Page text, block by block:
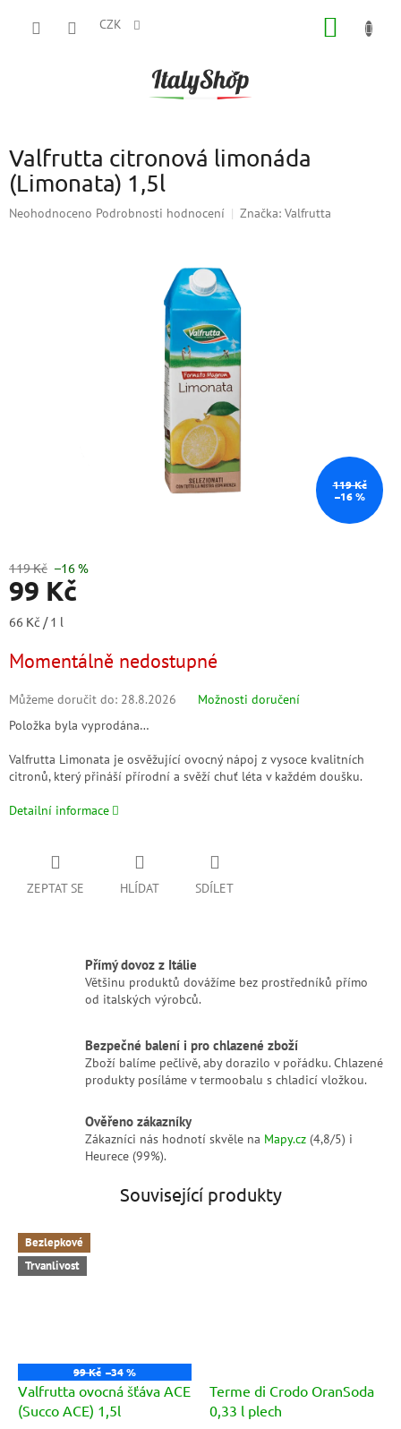
CZK
Valfrutta citronová limonáda
(Limonata) 1,5l
Průměrné
Neohodnoceno Podrobnosti hodnocení Značka: Valfrutta
119 Kč
–16 %
119 Kč –16 %
99 Kč
Měrná
66 Kč / 1 l
Momentálně nedostupné
Můžeme doručit do: 28.8.2026
Možnosti doručení
Položka byla vyprodána…
Valfrutta Limonata je osvěžující ovocný nápoj z vysoce kvalitních
citronů, který přináší přírodní a svěží chuť léta v každém doušku.
Detailní informace
ZEPTAT SE HLÍDAT SDÍLET
Přímý dovoz z Itálie
Většinu produktů dovážíme bez prostředníků přímo
od italských výrobců.
Bezpečné balení i pro chlazené zboží
Zboží balíme pečlivě, aby dorazilo v pořádku. Chlazené
produkty posíláme v termoobalu s chladicí vložkou.
Ověřeno zákazníky
Zákazníci nás hodnotí skvěle na Mapy.cz (4,8/5) i
Heurece (99%).
Související produkty
Bezlepkové
Trvanlivost
99 Kč –34 %
Valfrutta ovocná šťáva ACE
(Succo ACE) 1,5l
Terme di Crodo OranSoda
0,33 l plech